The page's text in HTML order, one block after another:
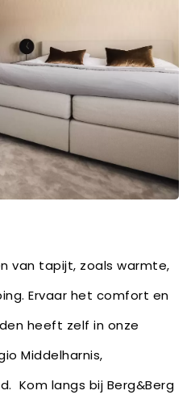
van tapijt, zoals warmte,
Ervaar het comfort en
heeft zelf in onze
Middelharnis,
Kom langs bij Berg&Berg